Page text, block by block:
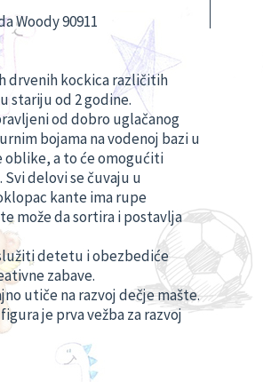
Woody 90911
drvenih kockica različitih
stariju od 2 godine.
od dobro uglačanog
bojama na vodenoj bazi u
oblike, a to će omogućiti
delovi se čuvaju u
kante ima rupe
može da sortira i postavlja
detetu i obezbediće
zabave.
utiče na razvoj dečje mašte.
je prva vežba za razvoj